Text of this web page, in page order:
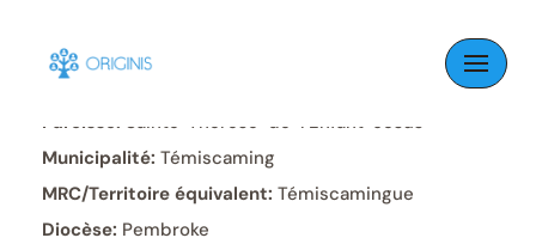
Skip
content
Paroisse: Sainte-Thérèse-de-l’Enfant-Jésus
Municipalité: Témiscaming
MRC/Territoire équivalent: Témiscamingue
Diocèse: Pembroke